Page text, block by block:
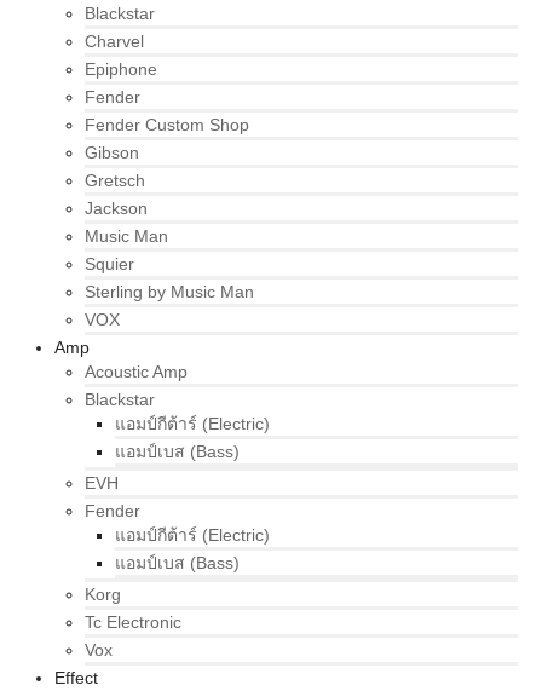
Blackstar
Charvel
Epiphone
Fender
Fender Custom Shop
Gibson
Gretsch
Jackson
Music Man
Squier
Sterling by Music Man
VOX
Amp
Acoustic Amp
Blackstar
แอมป์กีต้าร์ (Electric)
แอมป์เบส (Bass)
EVH
Fender
แอมป์กีต้าร์ (Electric)
แอมป์เบส (Bass)
Korg
Tc Electronic
Vox
Effect